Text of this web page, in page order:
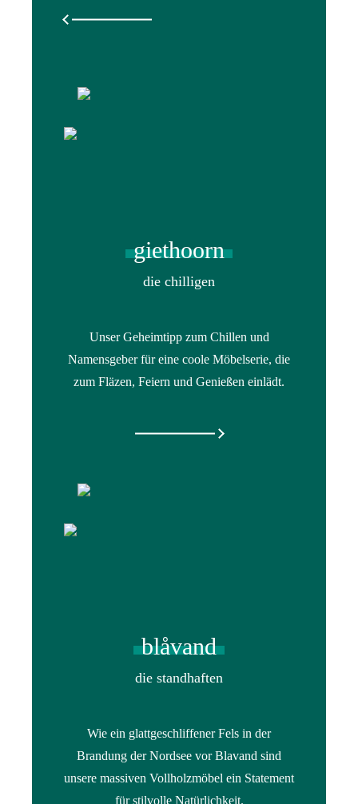
giethoorn
die chilligen
Unser Geheimtipp zum Chillen und
Namensgeber für eine coole Möbelserie, die
zum Fläzen, Feiern und Genießen einlädt.
blåvand
die standhaften
Wie ein glattgeschliffener Fels in der
Brandung der Nordsee vor Blavand sind
unsere massiven Vollholzmöbel ein Statement
für stilvolle Natürlichkeit.